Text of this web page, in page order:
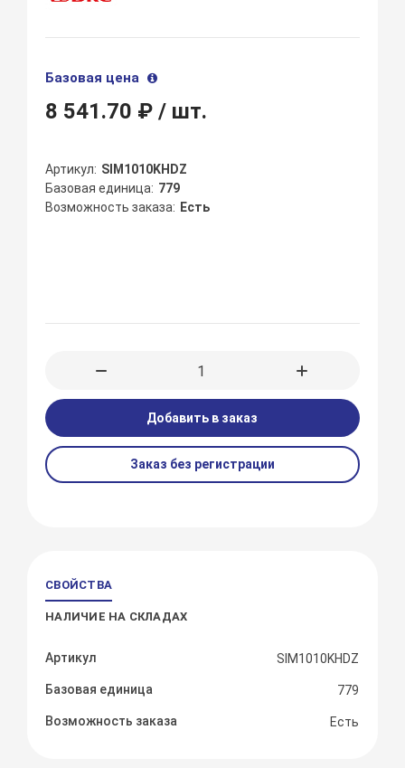
Базовая цена
8 541.70 ₽/ шт.
Артикул
SIM1010KHDZ
Базовая единица 779
Возможность заказа
Есть
Добавить в заказ
Заказ без регистрации
СВОЙСТВА
НАЛИЧИЕ НА СКЛАДАХ
Артикул SIM1010KHDZ
Базовая единица 779
Возможность заказа Есть